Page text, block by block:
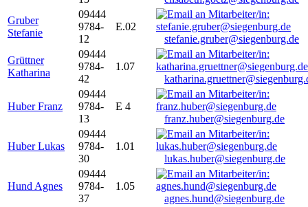
Gruber
Stefanie
09444
9784-
12
E.02
stefanie.gruber@siegenburg.de
Grüttner
Katharina
09444
9784-
42
1.07
Huber Franz
09444
9784-
13
E 4
franz.huber@siegenburg.de
Huber Lukas
09444
9784-
30
1.01
lukas.huber@siegenburg.de
Hund Agnes
09444
9784-
37
1.05
agnes.hund@siegenburg.de